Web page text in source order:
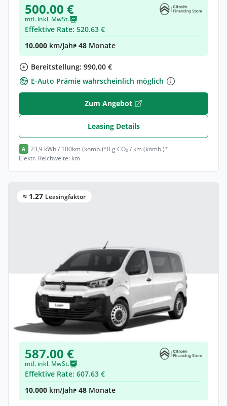
500.00 €
mtl. inkl. MwSt.
Effektive Rate: 520.63 €
10.000 km/Jahr• 48 Monate
Bereitstellung: 990,00 €
E-Auto Prämie wahrscheinlich möglich
Zum Angebot
Leasing Details
A 23,9 kWh / 100km (komb.)*0 g CO₂ / km (komb.)*
Elektr. Reichweite: km
≈ 1.27 Leasingfaktor
Privat & Gewerbe
Citroën Jumpy Kombi Kombi (Länge M)
Elektro •Automatik •
Neuwagen(konfigurierbar)
587.00 €
mtl. inkl. MwSt.
Effektive Rate: 607.63 €
10.000 km/Jahr• 48 Monate